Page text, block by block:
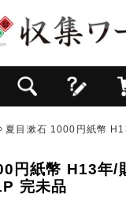
夏目漱石 1000円紙幣
円紙幣 H13年/
完未品